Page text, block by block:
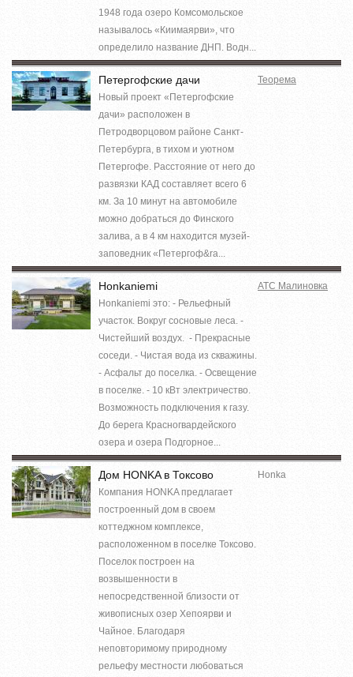
1948 года озеро Комсомольское
называлось «Киимаярви», что
определило название ДНП. Водн...
Петергофские дачи
Новый проект «Петергофские
дачи» расположен в
Петродворцовом районе Санкт-
Петербурга, в тихом и уютном
Петергофе. Расстояние от него до
развязки КАД составляет всего 6
км. За 10 минут на автомобиле
можно добраться до Финского
залива, а в 4 км находится музей-
заповедник «Петергоф&ra...
Теорема
Honkaniemi
Honkaniemi это: - Рельефный
участок. Вокруг сосновые леса. -
Чистейший воздух. - Прекрасные
соседи. - Чистая вода из скважины.
- Асфальт до поселка. - Освещение
в поселке. - 10 кВт электричество.
Возможность подключения к газу.
До берега Красногвардейского
озера и озера Подгорное...
АТС Малиновка
Дом HONKA в Токсово
Компания HONKA предлагает
построенный дом в своем
коттеджном комплексе,
расположенном в поселке Токсово.
Поселок построен на
возвышенности в
непосредственной близости от
живописных озер Хепоярви и
Чайное. Благодаря
неповторимому природному
рельефу местности любоваться
Honka